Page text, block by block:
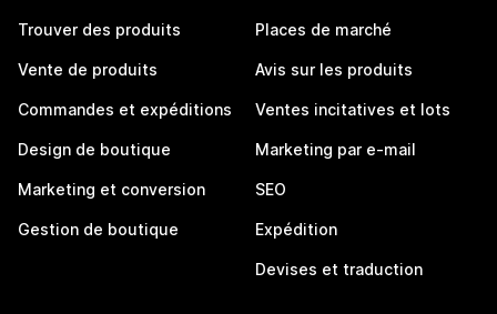
Trouver des produits
Vente de produits
Commandes et expéditions
Design de boutique
Marketing et conversion
Gestion de boutique
Places de marché
Avis sur les produits
Ventes incitatives et lots
Marketing par e-mail
SEO
Expédition
Devises et traduction